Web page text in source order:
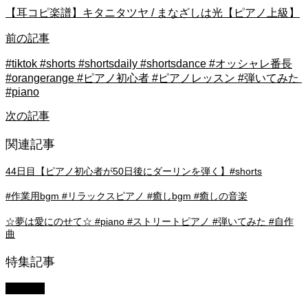
【耳コピ楽譜】キタニタツヤ / まなざしは光【ピアノ上級】
前の記事
#tiktok #shorts #shortsdaily #shortsdance #オッシャレ番長
#orangerange #ピアノ初心者 #ピアノレッスン #弾いてみた
#piano
次の記事
関連記事
44日目【ピアノ初心者が50日後にダーリンを弾く】#shorts
#作業用bgm #リラックスピアノ #癒しbgm #癒しの音楽
☆夢は愛にのせて☆ #piano #ストリートピアノ #弾いてみた #自作
曲
特集記事